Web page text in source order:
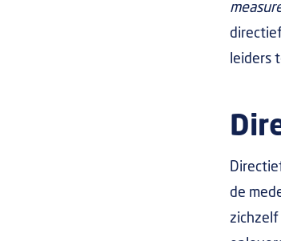
leiders
de
zichzelf